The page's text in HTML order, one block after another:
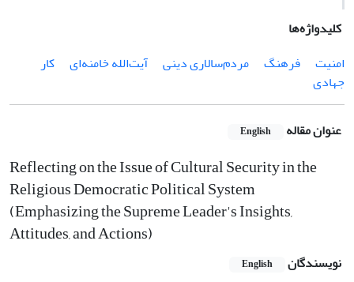
کلیدواژه‌ها
امنیت
فرهنگ مردم‌سالاری دینی آیت‌الله خامنه‌ای
کار
جهادی
عنوان مقاله English
Reflecting on the Issue of Cultural Security in the
Religious Democratic Political System
(Emphasizing the Supreme Leader's Insights,
Attitudes, and Actions)
نویسندگان English